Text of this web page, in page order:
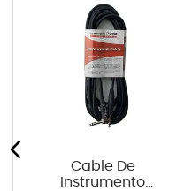
Cable De
Instrumento